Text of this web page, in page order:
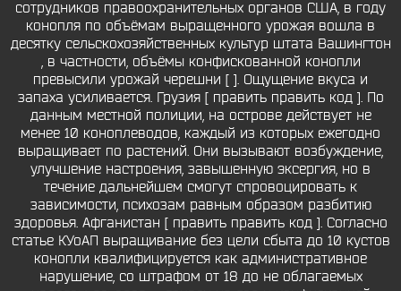
сотрудников правоохранительных органов США, в году
конопля по объёмам выращенного урожая вошла в
десятку сельскохозяйственных культур штата Вашингтон
, в частности, объёмы конфискованной конопли
превысили урожай черешни [ ]. Ощущение вкуса и
запаха усиливается. Грузия [ править править код ]. По
данным местной полиции, на острове действует не
менее 10 коноплеводов, каждый из которых ежегодно
выращивает по растений. Они вызывают возбуждение,
улучшение настроения, завышенную эксергия, но в
течение дальнейшем смогут спровоцировать к
зависимости, психозам равным образом разбитию
здоровья. Афганистан [ править править код ]. Согласно
статье КУоАП выращивание без цели сбыта до 10 кустов
конопли квалифицируется как административное
нарушение, со штрафом от 18 до не облагаемых